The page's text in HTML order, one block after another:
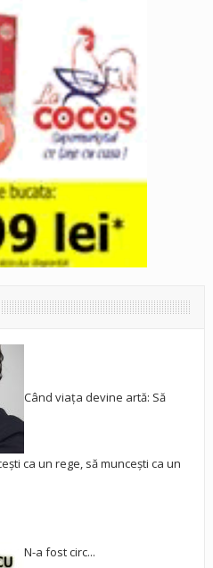
Când viața devine artă: Să
ca un rege, să muncești ca un
N-a fost circ...